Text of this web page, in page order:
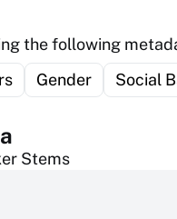
the following
Gender Social
Stems